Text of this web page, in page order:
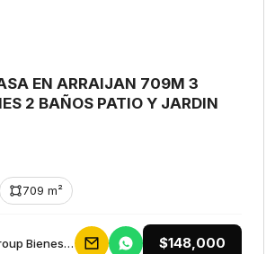
EN ARRAIJAN 709M 3
2 BAÑOS PATIO Y JARDIN
709 m²
Galceb Group Bienes Raices $148,000